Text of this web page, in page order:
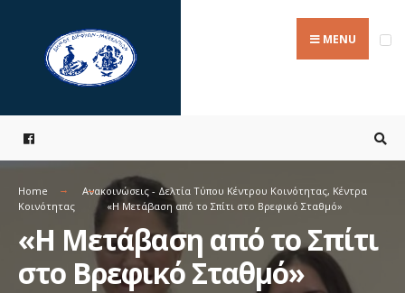
content
MENU
Home Ανακοινώσεις - Δελτία Τύπου Κέντρου Κοινότητας, Κέντρα
Κοινότητας
«Η Μετάβαση από το Σπίτι στο Βρεφικό Σταθμό»
«Η Μετάβαση από το Σπίτι
στο Βρεφικό Σταθμό»
for: